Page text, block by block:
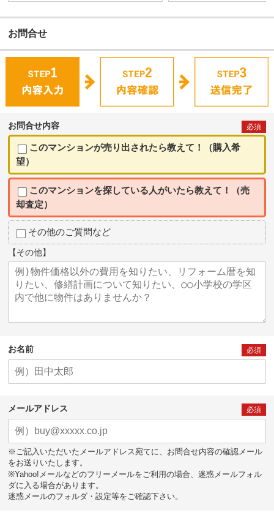
お問合せ
お問合せ内容 必須
このマンションが売り出されたら教えて！（購入希
望）
このマンションを探している人がいたら教えて！（売
却査定）
その他のご質問など
【その他】
お名前 必須
メールアドレス 必須
※ご記入いただいたメールアドレス宛てに、お問合せ内容の確認メール
をお送りいたします。
※Yahoo!メールなどのフリーメールをご利用の場合、迷惑メールフォル
ダに入る場合があります。
迷惑メールのフォルダ・設定等をご確認下さい。